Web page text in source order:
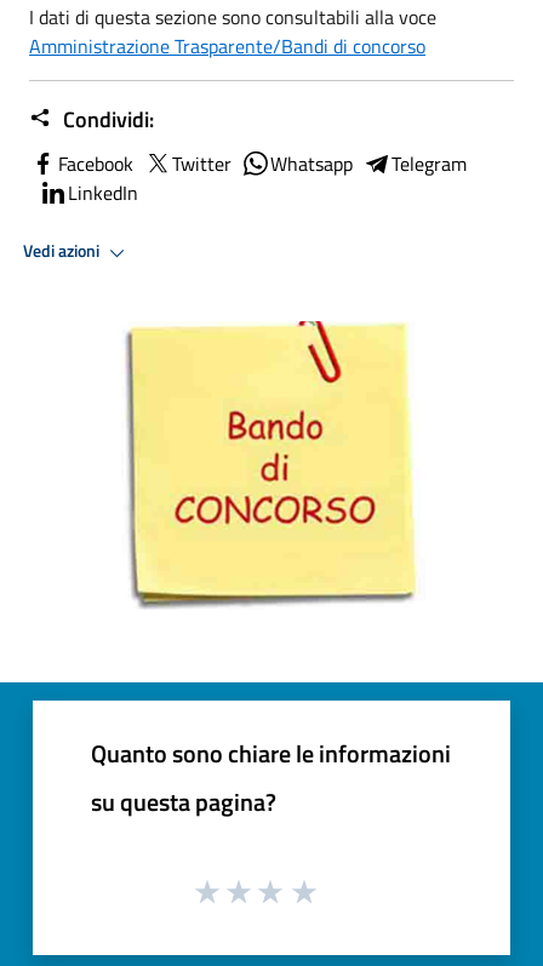
I dati di questa sezione sono consultabili alla voce
Amministrazione Trasparente/Bandi di concorso
Condividi:
Facebook Twitter Whatsapp
Telegram
LinkedIn
Vedi azioni
Quanto sono chiare le informazioni
su questa pagina?